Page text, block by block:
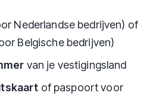
Nederlandse bedrijven) of
Belgische bedrijven)
van je vestigingsland
of paspoort voor